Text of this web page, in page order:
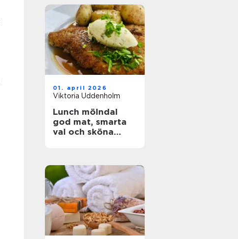
01. april 2026
Viktoria Uddenholm
Lunch mölndal
god mat, smarta
val och sköna